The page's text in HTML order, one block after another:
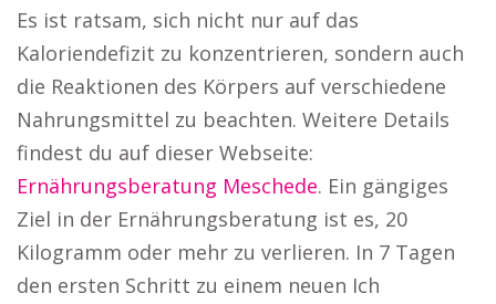
Es ist ratsam, sich nicht nur auf das
Kaloriendefizit zu konzentrieren, sondern auch
die Reaktionen des Körpers auf verschiedene
Nahrungsmittel zu beachten. Weitere Details
findest du auf dieser Webseite:
Ernährungsberatung Meschede. Ein gängiges
Ziel in der Ernährungsberatung ist es, 20
Kilogramm oder mehr zu verlieren. In 7 Tagen
den ersten Schritt zu einem neuen Ich